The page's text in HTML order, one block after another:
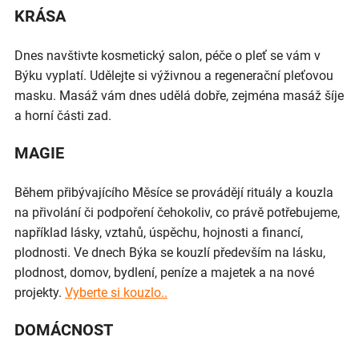
KRÁSA
Dnes navštivte kosmetický salon, péče o pleť se vám v
Býku vyplatí. Udělejte si výživnou a regenerační pleťovou
masku. Masáž vám dnes udělá dobře, zejména masáž šíje
a horní části zad.
MAGIE
Během přibývajícího Měsíce se provádějí rituály a kouzla
na přivolání či podpoření čehokoliv, co právě potřebujeme,
například lásky, vztahů, úspěchu, hojnosti a financí,
plodnosti. Ve dnech Býka se kouzlí především na lásku,
plodnost, domov, bydlení, peníze a majetek a na nové
projekty. Vyberte si kouzlo..
DOMÁCNOST